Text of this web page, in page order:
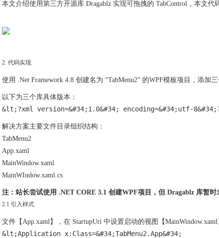
本文介绍使用第三方开源库 Dragablz 实现可拖拽的 TabControl，本文代
2. 代码实现
使用 .Net Framework 4.8 创建名为 “TabMenu2” 的WPF模板项目，添加
以下为三个库具体版本：
&lt;?xml version=&#34;1.0&#34; encoding=&#34;utf-
解决方案主要文件目录组织结构：
TabMenu2
App.xaml
MainWindow.xaml
MainWIndow.xaml.cs
注：站长尝试使用 .NET CORE 3.1 创建WPF项目，但 Dragablz 库暂
2.1 引入样式
文件【App.xaml】，在 StartupUri 中设置启动的视图【
&lt;Application x:Class=&#34;TabMenu2.App&#34;